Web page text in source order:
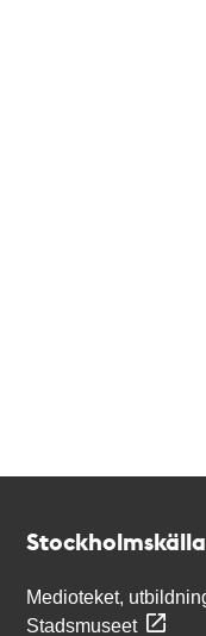
Medioteket,
Stadsmuseet